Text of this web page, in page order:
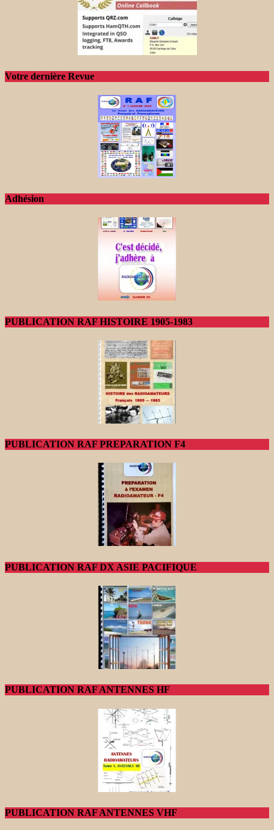
Votre dernière Revue
Adhésion
PUBLICATION RAF HISTOIRE 1905-1983
PUBLICATION RAF PREPARATION F4
PUBLICATION RAF DX ASIE PACIFIQUE
PUBLICATION RAF ANTENNES HF
PUBLICATION RAF ANTENNES VHF